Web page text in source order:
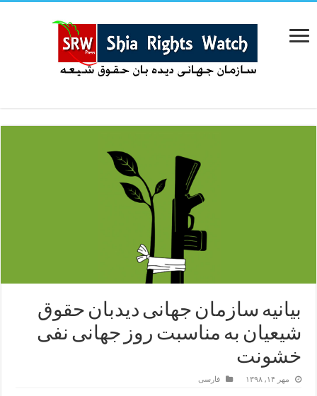
بیانیه سازمان جهانی دیدبان حقوق
شیعیان به مناسبت روز جهانی نفی
خشونت
مهر ۱۴, ۱۳۹۸ فارسی